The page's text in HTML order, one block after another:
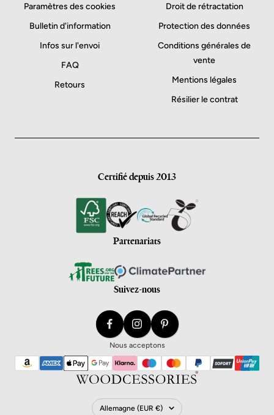
Paramètres des cookies
Bulletin d'information
Infos sur l'envoi
FAQ
Retours
Droit de rétractation
Protection des données
Conditions générales de
vente
Mentions légales
Résilier le contrat
Certifié depuis 2013
Partenariats
Suivez-nous
Pays/Région
Allemagne (EUR €)
Nous acceptons